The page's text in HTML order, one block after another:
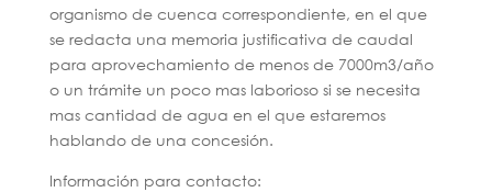
organismo de cuenca correspondiente, en el que
se redacta una memoria justificativa de caudal
para aprovechamiento de menos de 7000m3/año
o un trámite un poco mas laborioso si se necesita
mas cantidad de agua en el que estaremos
hablando de una concesión.
Información para contacto: